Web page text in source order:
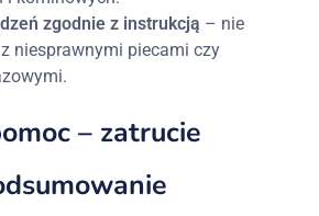
zgodnie z instrukcją – nie
niesprawnymi piecami czy
– zatrucie